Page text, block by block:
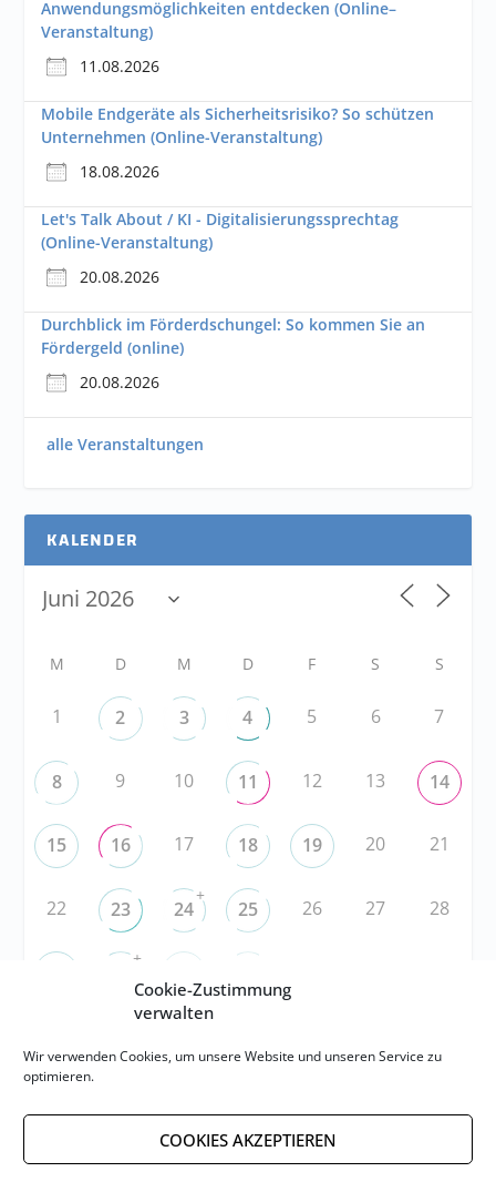
Cookie-Zustimmung
verwalten
Wir verwenden Cookies, um unsere Website und unseren Service zu
optimieren.
COOKIES AKZEPTIEREN
Anwendungsmöglichkeiten entdecken (Online–
Veranstaltung)
11.08.2026
Mobile Endgeräte als Sicherheitsrisiko? So schützen
Unternehmen (Online-Veranstaltung)
18.08.2026
Let's Talk About / KI - Digitalisierungssprechtag
(Online-Veranstaltung)
20.08.2026
Durchblick im Förderdschungel: So kommen Sie an
Fördergeld (online)
20.08.2026
alle Veranstaltungen
KALENDER
M D M D F S S
1 2 3 4 5 6 7
8 9 10 11 12 13 14
15 16 17 18 19 20 21
22 23 24
+
25 26 27 28
+
RSS
RSS-FEED abonnieren